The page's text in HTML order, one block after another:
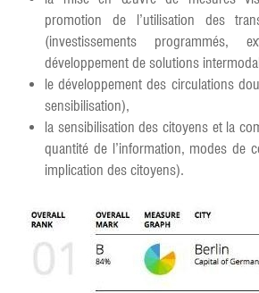
promotion de l’utilisation des
(investissements programmés,
développement de solutions
le développement des circulations
sensibilisation),
la sensibilisation des citoyens et la
quantité de l’information, modes de
implication des citoyens).